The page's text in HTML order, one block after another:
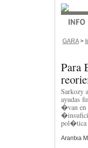
GARA>
Para
Sarkozy
ayudas
�van en
pol�tica
Arantxa